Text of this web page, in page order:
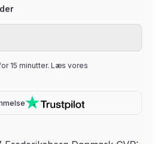
15 minutter. Læs vores